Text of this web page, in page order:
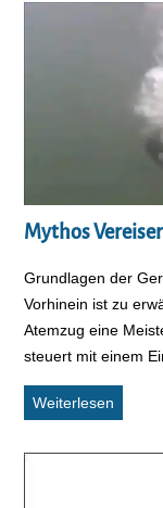
Mythos Vereiser
Grundlagen der
Vorhinein ist zu
Atemzug eine
steuert mit einem
Weiterlesen